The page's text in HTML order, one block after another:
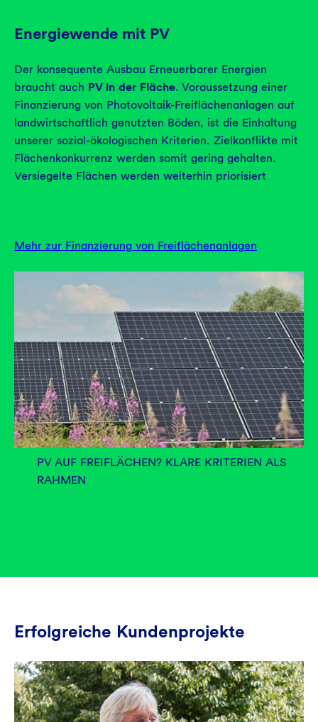
Energiewende mit PV
Der konsequente Ausbau Erneuerbarer Energien
braucht auch PV in der Fläche. Voraussetzung einer
Finanzierung von Photovoltaik-Freiflächenanlagen auf
landwirtschaftlich genutzten Böden, ist die Einhaltung
unserer sozial-ökologischen Kriterien. Zielkonflikte mit
Flächenkonkurrenz werden somit gering gehalten.
Versiegelte Flächen werden weiterhin priorisiert
Mehr zur Finanzierung von Freiflächenanlagen
PV AUF FREIFLÄCHEN? KLARE KRITERIEN ALS
RAHMEN
Erfolgreiche Kundenprojekte